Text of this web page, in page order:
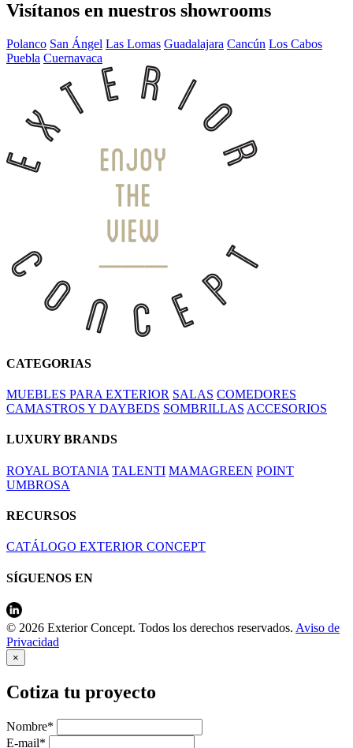
Visítanos en nuestros showrooms
Polanco San Ángel Las Lomas Guadalajara Cancún Los Cabos
Puebla Cuernavaca
CATEGORIAS
MUEBLES PARA EXTERIOR SALAS COMEDORES
CAMASTROS Y DAYBEDS SOMBRILLAS ACCESORIOS
LUXURY BRANDS
ROYAL BOTANIA TALENTI MAMAGREEN POINT
UMBROSA
RECURSOS
CATÁLOGO EXTERIOR CONCEPT
SÍGUENOS EN
© 2026 Exterior Concept. Todos los derechos reservados. Aviso de
Privacidad
×
Cotiza tu proyecto
Nombre*
E-mail*